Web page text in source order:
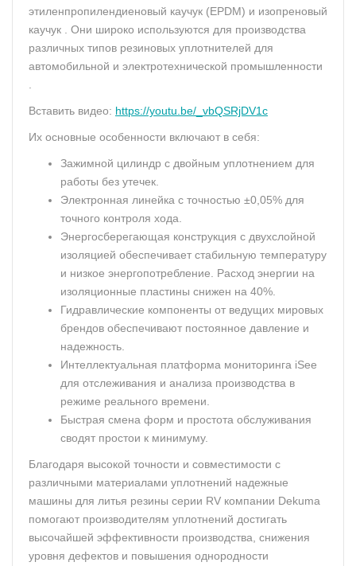
этиленпропилендиеновый каучук (EPDM) и изопреновый
каучук . Они широко используются для производства
различных типов резиновых уплотнителей для
автомобильной и электротехнической промышленности
Вставить видео: https://youtu.be/_vbQSRjDV1c
Их основные особенности включают в себя:
Зажимной цилиндр с двойным уплотнением для
работы без утечек.
Электронная линейка с точностью ±0,05% для
точного контроля хода.
Энергосберегающая конструкция с двухслойной
изоляцией обеспечивает стабильную температуру
и низкое энергопотребление. Расход энергии на
изоляционные пластины снижен на 40%.
Гидравлические компоненты от ведущих мировых
брендов обеспечивают постоянное давление и
надежность.
Интеллектуальная платформа мониторинга iSee
для отслеживания и анализа производства в
режиме реального времени.
Быстрая смена форм и простота обслуживания
сводят простои к минимуму.
Благодаря высокой точности и совместимости с
различными материалами уплотнений надежные
машины для литья резины серии RV компании Dekuma
помогают производителям уплотнений достигать
высочайшей эффективности производства, снижения
уровня дефектов и повышения однородности